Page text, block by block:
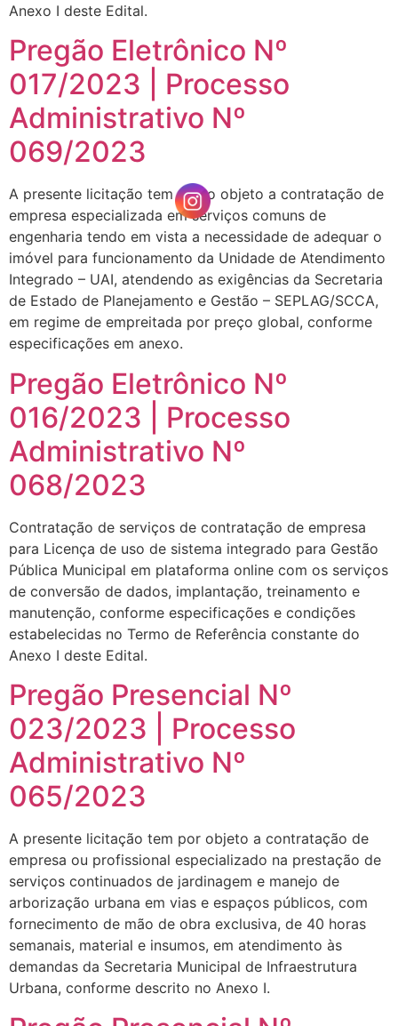
Anexo I deste Edital.
Pregão Eletrônico Nº
017/2023 | Processo
Administrativo Nº
069/2023
A presente licitação tem como objeto a contratação de
empresa especializada em serviços comuns de
engenharia tendo em vista a necessidade de adequar o
imóvel para funcionamento da Unidade de Atendimento
Integrado – UAI, atendendo as exigências da Secretaria
de Estado de Planejamento e Gestão – SEPLAG/SCCA,
em regime de empreitada por preço global, conforme
especificações em anexo.
Pregão Eletrônico Nº
016/2023 | Processo
Administrativo Nº
068/2023
Contratação de serviços de contratação de empresa
para Licença de uso de sistema integrado para Gestão
Pública Municipal em plataforma online com os serviços
de conversão de dados, implantação, treinamento e
manutenção, conforme especificações e condições
estabelecidas no Termo de Referência constante do
Anexo I deste Edital.
Pregão Presencial Nº
023/2023 | Processo
Administrativo Nº
065/2023
A presente licitação tem por objeto a contratação de
empresa ou profissional especializado na prestação de
serviços continuados de jardinagem e manejo de
arborização urbana em vias e espaços públicos, com
fornecimento de mão de obra exclusiva, de 40 horas
semanais, material e insumos, em atendimento às
demandas da Secretaria Municipal de Infraestrutura
Urbana, conforme descrito no Anexo I.